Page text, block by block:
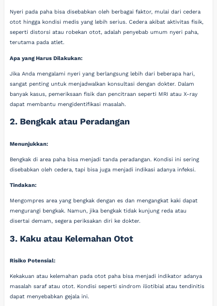
Nyeri pada paha bisa disebabkan oleh berbagai faktor, mulai dari cedera
otot hingga kondisi medis yang lebih serius. Cedera akibat aktivitas fisik,
seperti distorsi atau robekan otot, adalah penyebab umum nyeri paha,
terutama pada atlet.
Apa yang Harus Dilakukan:
Jika Anda mengalami nyeri yang berlangsung lebih dari beberapa hari,
sangat penting untuk menjadwalkan konsultasi dengan dokter. Dalam
banyak kasus, pemeriksaan fisik dan pencitraan seperti MRI atau X-ray
dapat membantu mengidentifikasi masalah.
2. Bengkak atau Peradangan
Menunjukkan:
Bengkak di area paha bisa menjadi tanda peradangan. Kondisi ini sering
disebabkan oleh cedera, tapi bisa juga menjadi indikasi adanya infeksi.
Tindakan:
Mengompres area yang bengkak dengan es dan mengangkat kaki dapat
mengurangi bengkak. Namun, jika bengkak tidak kunjung reda atau
disertai demam, segera periksakan diri ke dokter.
3. Kaku atau Kelemahan Otot
Risiko Potensial:
Kekakuan atau kelemahan pada otot paha bisa menjadi indikator adanya
masalah saraf atau otot. Kondisi seperti sindrom iliotibial atau tendinitis
dapat menyebabkan gejala ini.